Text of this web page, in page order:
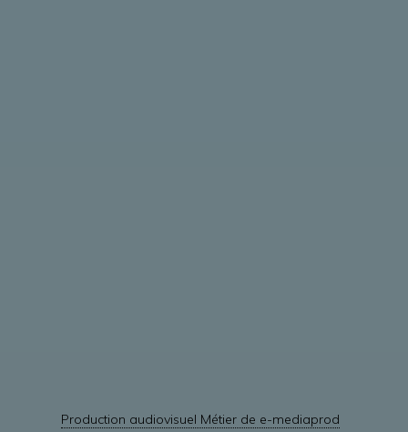
Production audiovisuel Métier de e-mediaprod